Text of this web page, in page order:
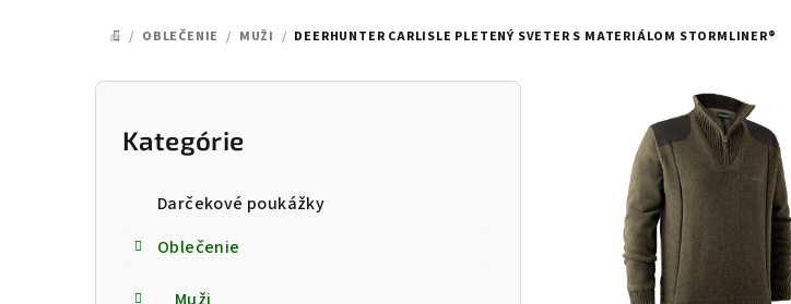
DOMOV
/ OBLEČENIE / MUŽI / DEERHUNTER CARLISLE PLETENÝ SVETER S MATERIÁLOM STORMLINER®
Preskočiť
kategórie
Kategórie
Darčekové poukážky
Oblečenie